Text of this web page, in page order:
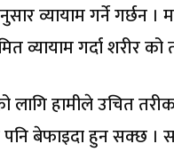
व्यायाम गर्ने गर्छन
व्यायाम गर्दा शरीर
लागि हामीले उचित
बेफाइदा हुन सक्छ ।